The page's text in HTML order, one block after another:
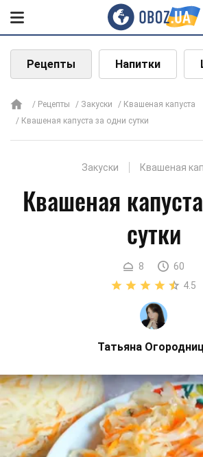
Рецепты Напитки
Рецепты Закуски
Квашеная капуста
Квашеная капуста за одни сутки
Закуски Квашеная
Квашеная
сутки
8
60
4.5
Татьяна